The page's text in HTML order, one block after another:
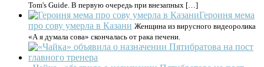
Tom's Guide. В первую очередь при внезапных […]
Героиня мема
про сову умерла в Казани Женщина из вирусного видеоролика
«А я думала сова» скончалась от рака печени.